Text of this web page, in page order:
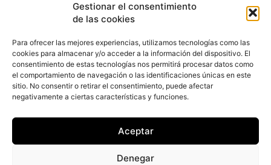
Gestionar el consentimiento
de las cookies
Para ofrecer las mejores experiencias, utilizamos tecnologías como las
cookies para almacenar y/o acceder a la información del dispositivo. El
consentimiento de estas tecnologías nos permitirá procesar datos como
el comportamiento de navegación o las identificaciones únicas en este
sitio. No consentir o retirar el consentimiento, puede afectar
negativamente a ciertas características y funciones.
Aceptar
Denegar
La compañía car2go ha aumentado su número de
miembros en un 21% a nivel internacional en
millones. En
Car2go comenzará a operar en
París a principios de 2019
En 2019, car2go ha anunciado que empezará a ofrecer
sus servicios en la capital francesa. Así lo ha hecho
público, Olivier Reppert, CEO de car2go, en el Salón
del Automóvil de París. La compañía arrancará con